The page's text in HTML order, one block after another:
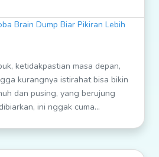
ketidakpastian masa depan,
kurangnya istirahat bisa bikin
dan pusing, yang berujung
ini nggak cuma...